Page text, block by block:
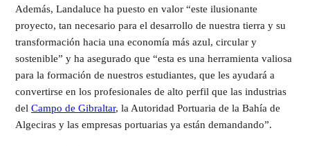
Además, Landaluce ha puesto en valor “este ilusionante
proyecto, tan necesario para el desarrollo de nuestra tierra y su
transformación hacia una economía más azul, circular y
sostenible” y ha asegurado que “esta es una herramienta valiosa
para la formación de nuestros estudiantes, que les ayudará a
convertirse en los profesionales de alto perfil que las industrias
del Campo de Gibraltar, la Autoridad Portuaria de la Bahía de
Algeciras y las empresas portuarias ya están demandando”.